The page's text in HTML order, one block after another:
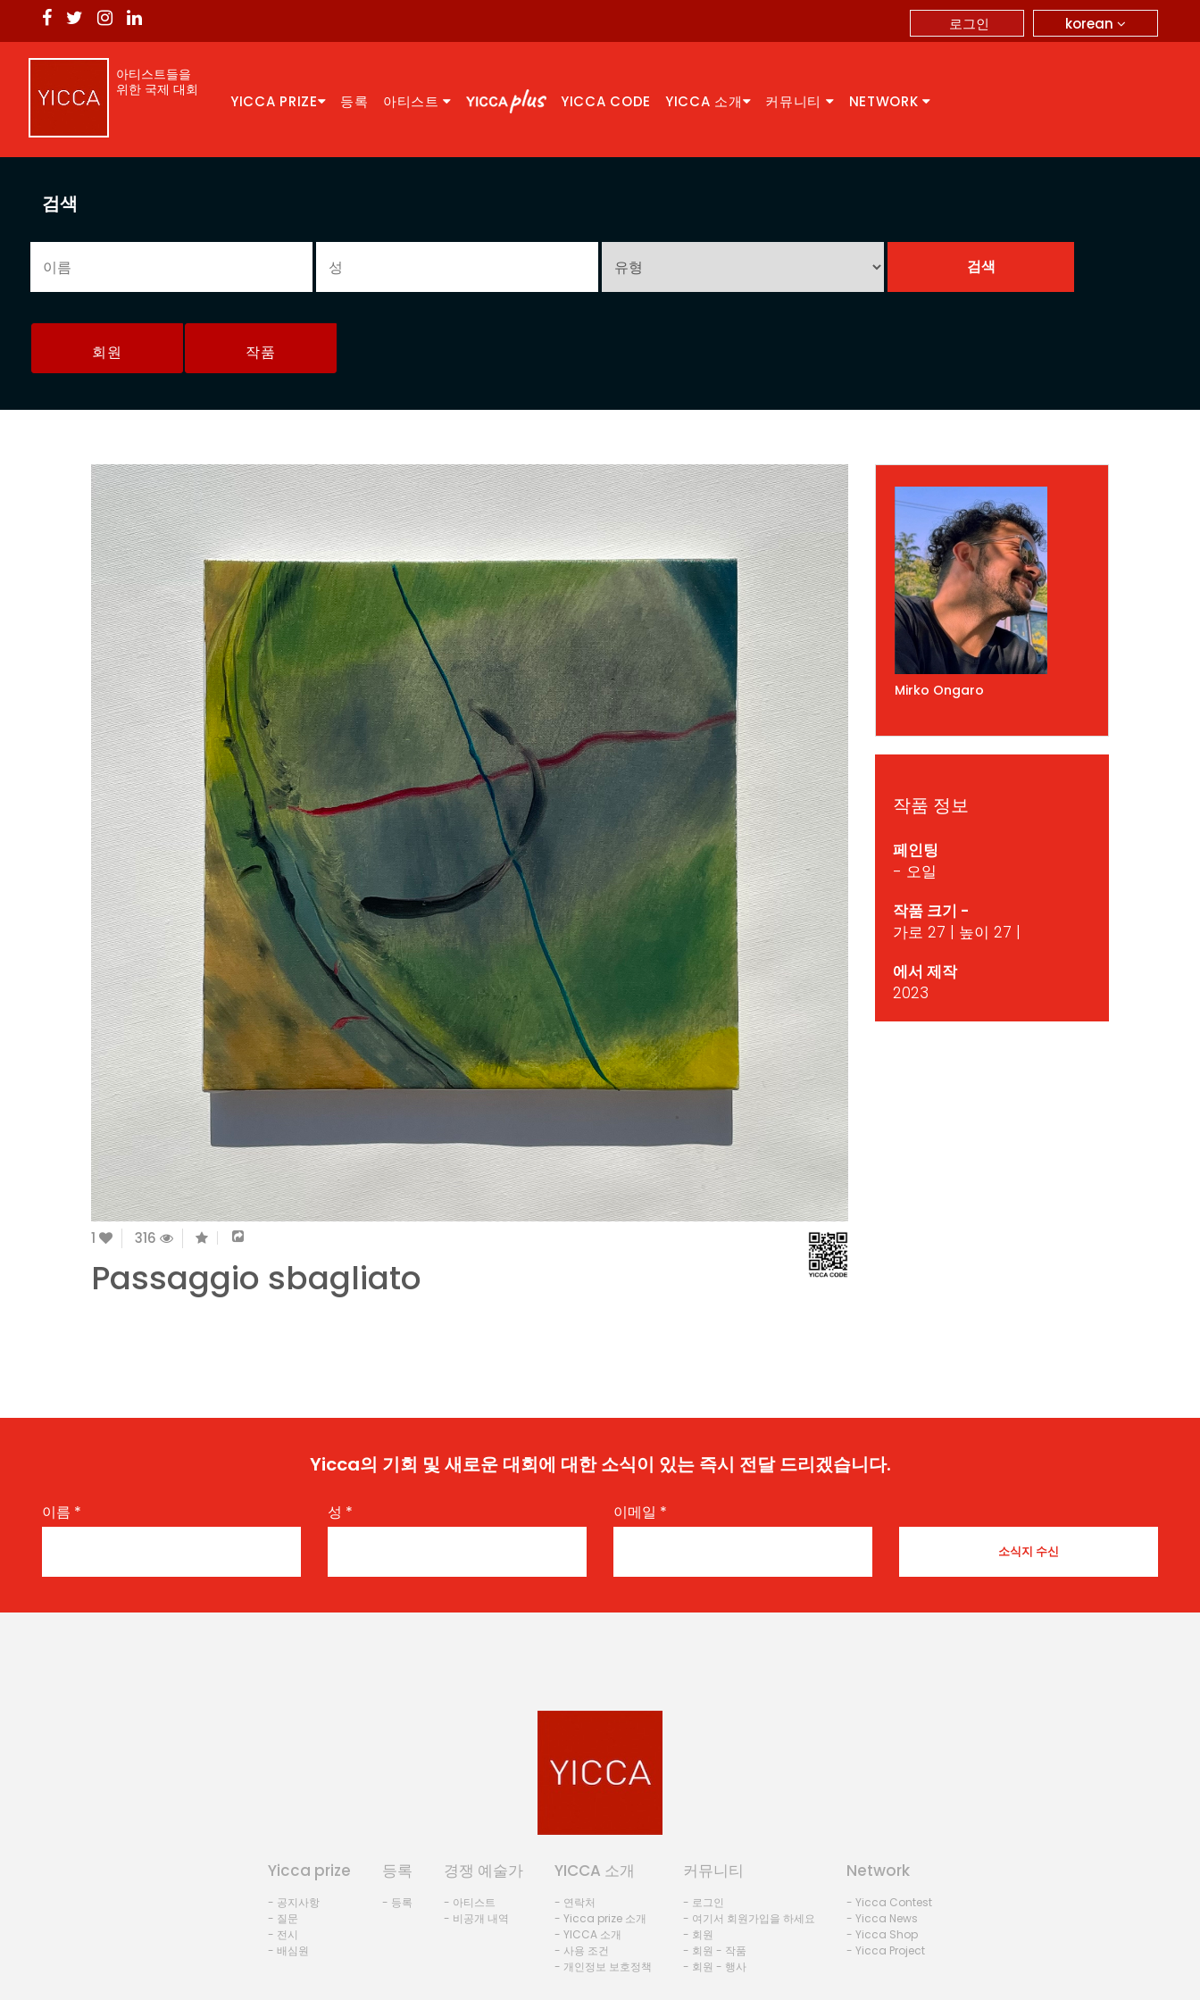
korean
로그인
아티스트들을
위한 국제 대회
YICCA PRIZE 등록 아티스트 YICCA CODE YICCA 소개 커뮤니티 NETWORK
검색
회원 작품
1 316
Passaggio sbagliato
Mirko Ongaro
작품 정보
페인팅
- 오일
작품 크기 -
가로 27 | 높이 27 |
에서 제작
2023
Yicca의 기회 및 새로운 대회에 대한 소식이 있는 즉시 전달 드리겠습니다.
이름 * 성 * 이메일 *
Yicca prize
- 공지사항
- 질문
- 전시
- 배심원
등록
- 등록
경쟁 예술가
- 아티스트
- 비공개 내역
YICCA 소개
- 연락처
- Yicca prize 소개
- YICCA 소개
- 사용 조건
- 개인정보 보호정책
커뮤니티
- 로그인
- 여기서 회원가입을 하세요
- 회원
- 회원 - 작품
- 회원 - 행사
Network
- Yicca Contest
- Yicca News
- Yicca Shop
- Yicca Project